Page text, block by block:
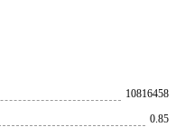
10816458
0.85